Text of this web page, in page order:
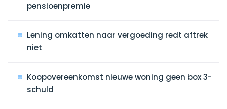
pensioenpremie
Lening omkatten naar vergoeding redt aftrek
niet
Koopovereenkomst nieuwe woning geen box 3-
schuld